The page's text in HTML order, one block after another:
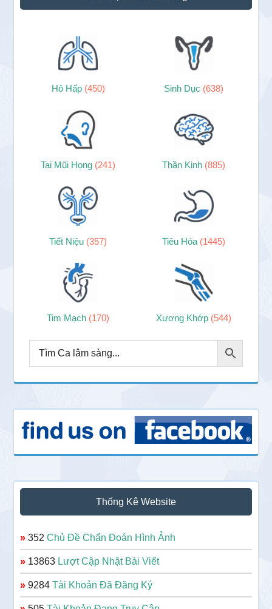
Hô Hấp (450) Sinh Dục (638)
Tai Mũi Họng (241) Thần Kinh (885)
Tiết Niệu (357) Tiêu Hóa (1445)
Tim Mạch (170) Xương Khớp (544)
Thống Kê Website
» 352Chủ Đề Chẩn Đoán Hình Ảnh
» 13863 Lượt Cập Nhật Bài Viết
» 9284Tài Khoản Đã Đăng Ký